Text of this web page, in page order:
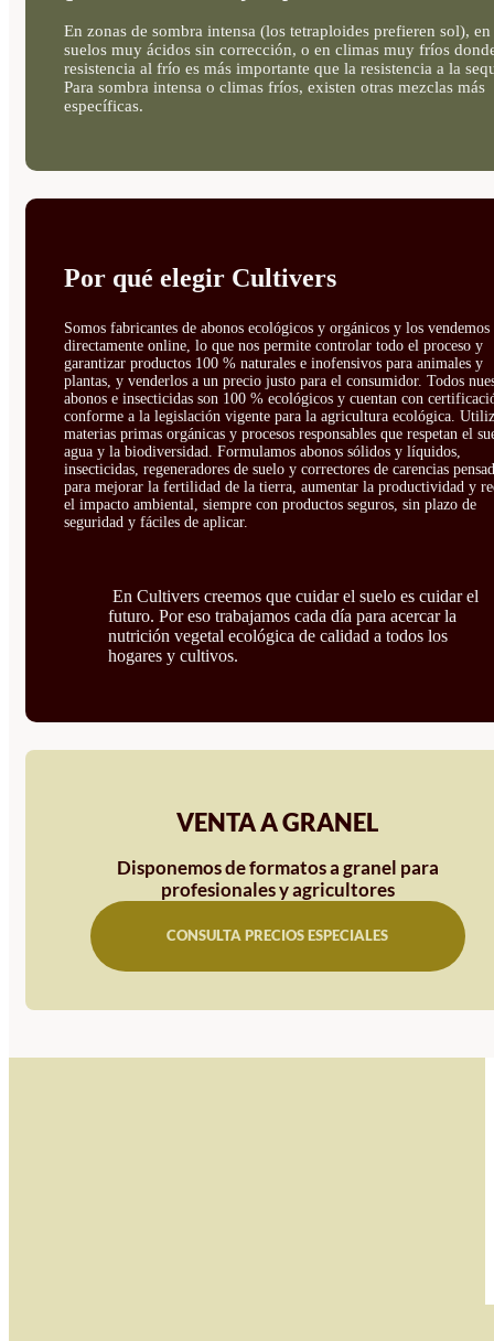
En zonas de sombra intensa (los tetraploides prefieren sol), en
suelos muy ácidos sin corrección, o en climas muy fríos
resistencia al frío es más importante que la resistencia a la
Para sombra intensa o climas fríos, existen otras mezclas más
específicas.
Por qué elegir Cultivers
Somos fabricantes de abonos ecológicos y orgánicos y los vendemos
directamente online, lo que nos permite controlar todo el proceso y
garantizar productos 100 % naturales e inofensivos para animales y
plantas, y venderlos a un precio justo para el consumidor. Todos
abonos e insecticidas son 100 % ecológicos y cuentan con
conforme a la legislación vigente para la agricultura ecológica.
materias primas orgánicas y procesos responsables que respetan el
agua y la biodiversidad. Formulamos abonos sólidos y líquidos,
insecticidas, regeneradores de suelo y correctores de carencias
para mejorar la fertilidad de la tierra, aumentar la productividad y
el impacto ambiental, siempre con productos seguros, sin plazo de
seguridad y fáciles de aplicar.
En Cultivers creemos que cuidar el suelo es cuidar el
futuro. Por eso trabajamos cada día para acercar la
nutrición vegetal ecológica de calidad a todos los
hogares y cultivos.
VENTA A GRANEL
Disponemos de formatos a granel para
profesionales y agricultores
CONSULTA PRECIOS ESPECIALES